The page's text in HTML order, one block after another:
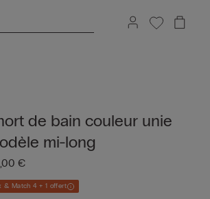
de bain couleur unie
mi-long
€
& Match 4 + 1 offert